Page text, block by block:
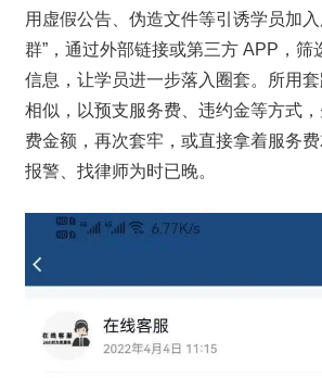
用虚假公告、伪造文件等引诱学员加
群”，通过外部链接或第三方 APP，筛
信息，让学员进一步落入圈套。所用
相似，以预支服务费、违约金等方式，
费金额，再次套牢，或直接拿着服务
报警、找律师为时已晚。